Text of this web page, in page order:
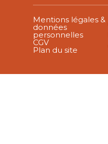
Mentions légales &
données
personnelles
CGV
Plan du site